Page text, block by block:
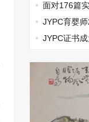
面对176篇
何选择沉默
JYPC育婴
​JYPC证书